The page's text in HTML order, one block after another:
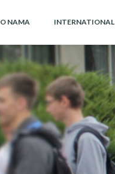
O NAMA INTERNATIONAL